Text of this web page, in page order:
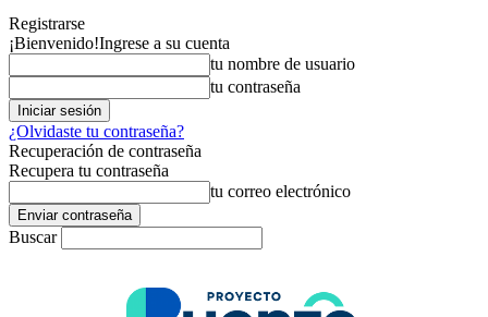
Registrarse
¡Bienvenido!Ingrese a su cuenta
tu nombre de usuario
tu contraseña
¿Olvidaste tu contraseña?
Recuperación de contraseña
Recupera tu contraseña
tu correo electrónico
Buscar